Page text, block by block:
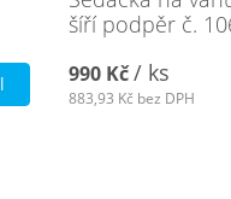
šíří podpěr č.
990 Kč/ ks
883,93 Kč bez DPH